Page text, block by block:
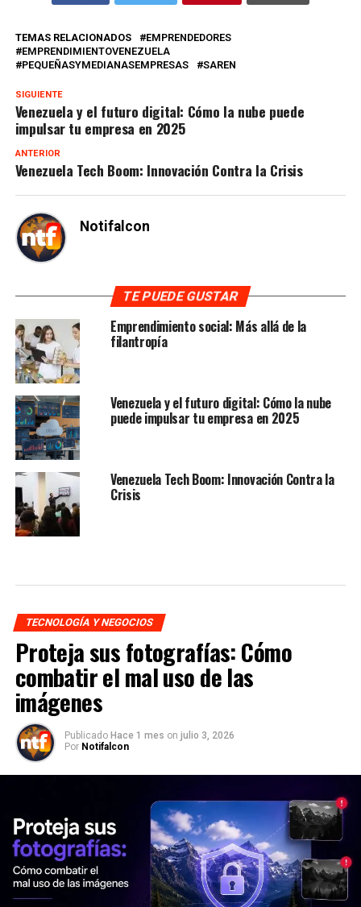
TEMAS RELACIONADOS
EMPRENDEDORES
EMPRENDIMIENTOVENEZUELA
PEQUEÑASYMEDIANASEMPRESAS
SAREN
SIGUIENTE
Venezuela y el futuro digital: Cómo la nube puede
impulsar tu empresa en 2025
ANTERIOR
Venezuela Tech Boom: Innovación Contra la Crisis
Notifalcon
TE PUEDE GUSTAR
Emprendimiento social: Más allá de la
filantropía
Venezuela y el futuro digital: Cómo la nube
puede impulsar tu empresa en 2025
Venezuela Tech Boom: Innovación Contra la
Crisis
TECNOLOGÍA Y NEGOCIOS
Proteja sus fotografías: Cómo
combatir el mal uso de las
imágenes
Publicado Hace 1 mes on julio 3, 2026
Por Notifalcon